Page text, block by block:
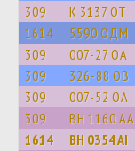
309 К 3137 ОТ
1614 5590 ОДМ
309 007-27 ОА
309 326-88 ОВ
309 007-52 ОА
309 BH 1160 AA
1614 BH 0354 AI